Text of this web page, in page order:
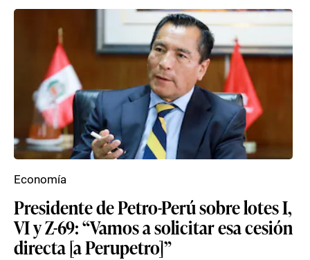
Presidente de Petro-Perú sobre lotes I,
VI y Z-69: “Vamos a solicitar esa cesión
directa [a Perupetro]”
Economía